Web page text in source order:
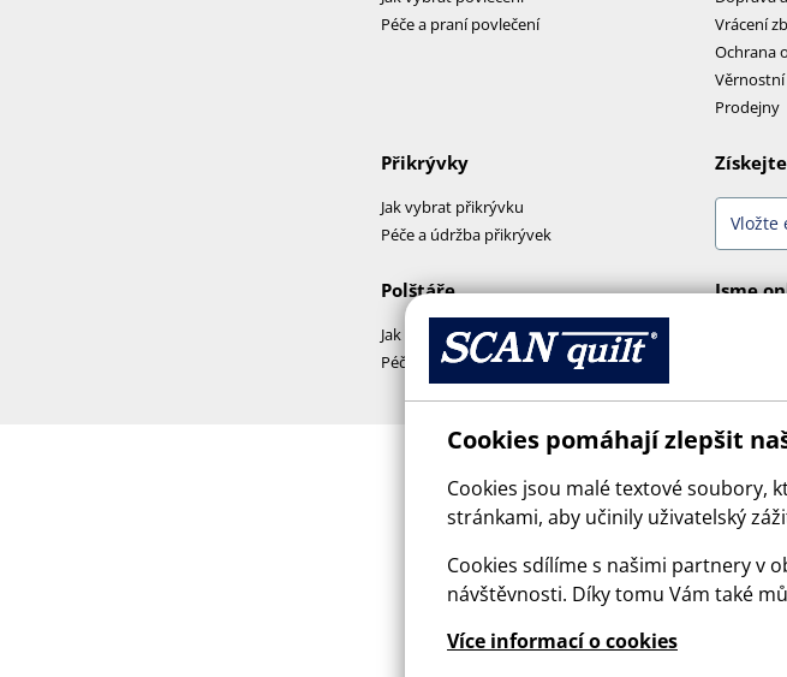
Péče a praní povlečení
Vrácení
Ochrana
Prodejny
Přikrývky
Jak vybrat přikrývku
Péče a údržba přikrývek
Polštáře
Jak vybrat polštář
Péče a praní polštářů
Jsme
© 2026 SCANquilt
This site is protected by reCAPTCHA and the
Cookies pomáhají zlepšit
Cookies jsou malé textové soubory,
stránkami, aby učinily uživatelský
Cookies sdílíme s našimi partnery v
návštěvnosti. Díky tomu Vám také
Více informací o cookies